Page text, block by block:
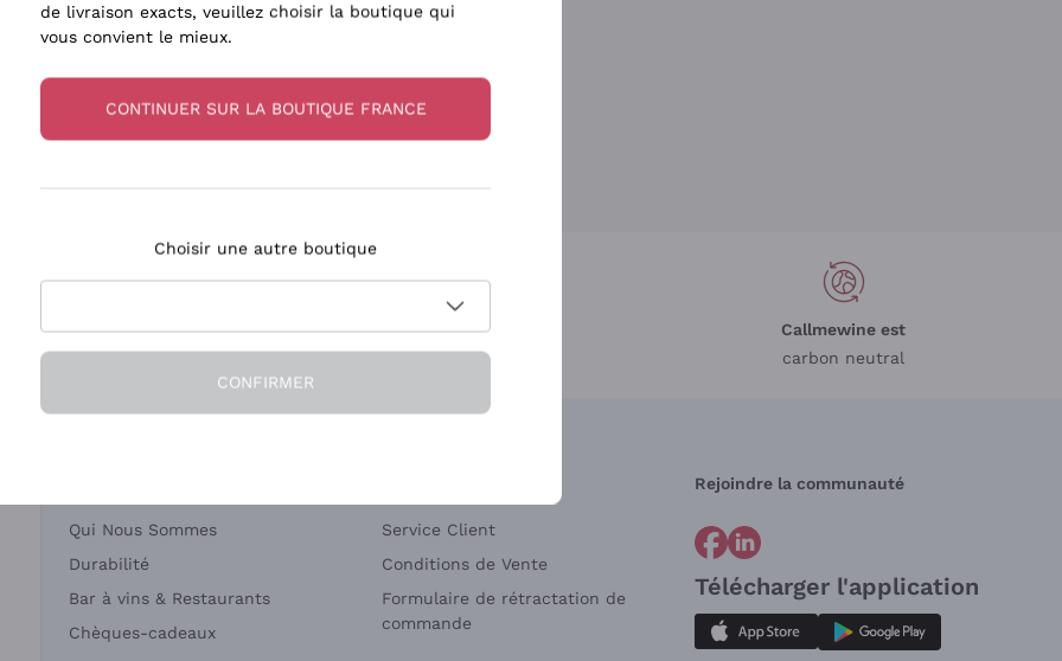
Ceretto
en 2-4 jours
en France
Paiement
en 3 fois
Callmewine est
carbon neutral
Qui Nous Sommes
Durabilité
Bar à vins & Restaurants
Chèques-cadeaux
Service Client
Conditions de Vente
Formulaire de rétractation de
commande
Rejoindre la communauté
Télécharger l'application
de livraison exacts, veuillez choisir la boutique qui
vous convient le mieux.
CONTINUER SUR LA BOUTIQUE FRANCE
Choisir une autre boutique
CONFIRMER